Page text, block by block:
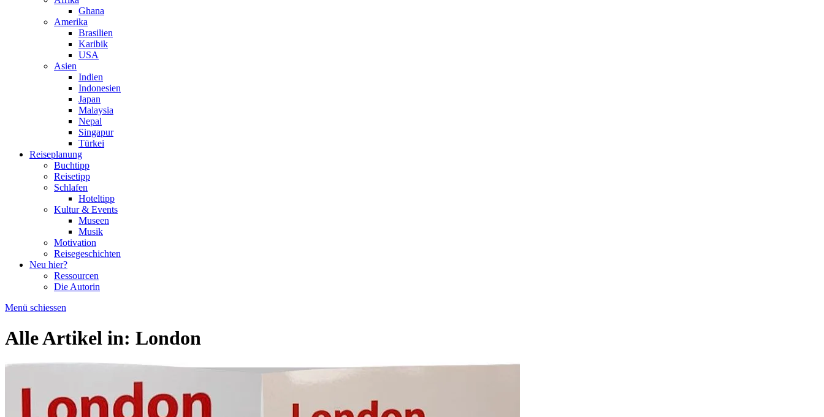
Ghana
Amerika
Brasilien
Karibik
USA
Asien
Indien
Indonesien
Japan
Malaysia
Nepal
Singapur
Türkei
Reiseplanung
Buchtipp
Reisetipp
Schlafen
Hoteltipp
Kultur & Events
Museen
Musik
Motivation
Reisegeschichten
Neu hier?
Ressourcen
Die Autorin
Menü schiessen
Alle Artikel in: London